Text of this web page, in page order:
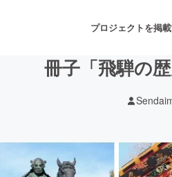
プロジェクトを掲
音楽
冊子「飛騨の